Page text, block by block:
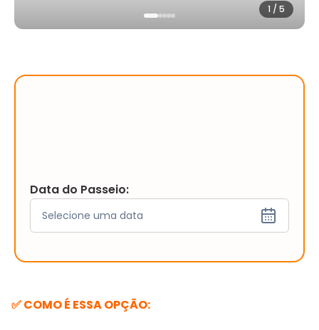
1 / 5
Data do Passeio:
Selecione uma data
✅ COMO É ESSA OPÇÃO: